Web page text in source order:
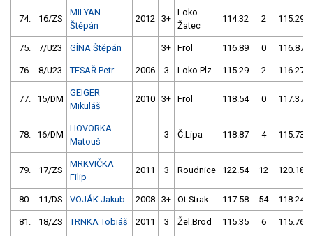
74. 16/ZS
MILYAN
Štěpán
2012 3+
Loko
Žatec
114.32 2 115.29
75. 7/U23 GÍNA Štěpán 3+ Frol 116.89 0 116.87
76. 8/U23 TESAŘ Petr 2006 3 Loko Plz 115.29 2 116.27
77. 15/DM
GEIGER
Mikuláš
2010 3+ Frol 118.54 0 117.37
78. 16/DM
HOVORKA
Matouš
3 Č.Lípa 118.87 4 115.73
79. 17/ZS
MRKVIČKA
Filip
2011 3 Roudnice 122.54 12 120.18
80. 11/DS VOJÁK Jakub 2008 3+ Ot.Strak 117.58 54 118.24
81. 18/ZS TRNKA Tobiáš 2011 3 Žel.Brod 115.35 6 115.76